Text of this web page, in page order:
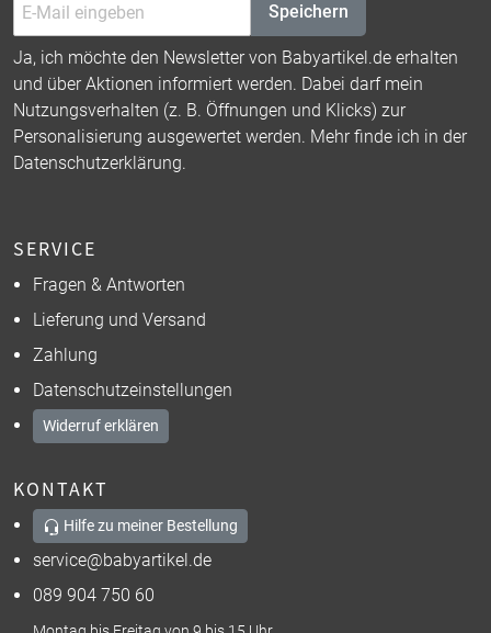
Speichern
Ja, ich möchte den Newsletter von Babyartikel.de erhalten
und über Aktionen informiert werden. Dabei darf mein
Nutzungsverhalten (z. B. Öffnungen und Klicks) zur
Personalisierung ausgewertet werden. Mehr finde ich in der
Datenschutzerklärung.
SERVICE
Fragen & Antworten
Lieferung und Versand
Zahlung
Datenschutzeinstellungen
Widerruf erklären
KONTAKT
Hilfe zu meiner Bestellung
service@babyartikel.de
089 904 750 60